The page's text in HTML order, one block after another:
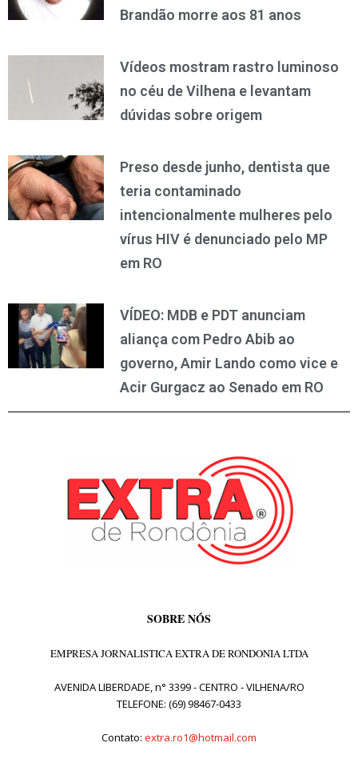
Brandão morre aos 81 anos
Vídeos mostram rastro luminoso
no céu de Vilhena e levantam
dúvidas sobre origem
Preso desde junho, dentista que
teria contaminado
intencionalmente mulheres pelo
vírus HIV é denunciado pelo MP
em RO
VÍDEO: MDB e PDT anunciam
aliança com Pedro Abib ao
governo, Amir Lando como vice e
Acir Gurgacz ao Senado em RO
SOBRE NÓS
EMPRESA JORNALISTICA EXTRA DE RONDONIA LTDA
AVENIDA LIBERDADE, n° 3399 - CENTRO - VILHENA/RO
TELEFONE: (69) 98467-0433
Contato: extra.ro1@hotmail.com